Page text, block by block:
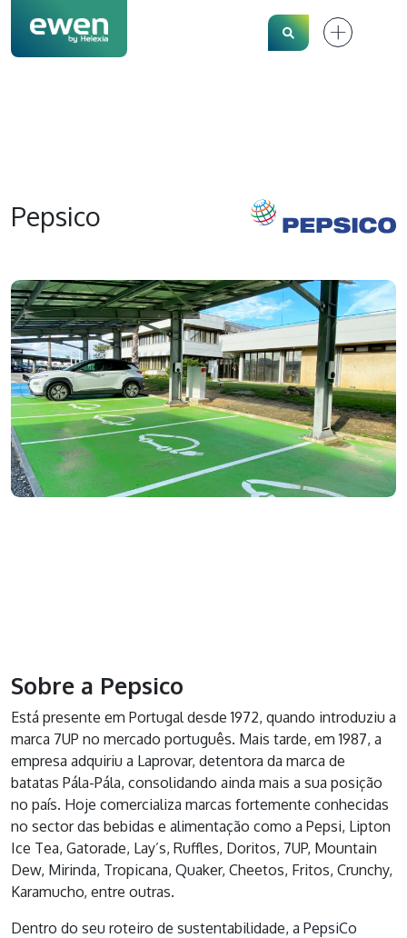
Search
Pepsico
Sobre a Pepsico
Está presente em Portugal desde 1972, quando introduziu a
marca 7UP no mercado português. Mais tarde, em 1987, a
empresa adquiriu a Laprovar, detentora da marca de
batatas Pála-Pála, consolidando ainda mais a sua posição
no país. Hoje comercializa marcas fortemente conhecidas
no sector das bebidas e alimentação como a Pepsi, Lipton
Ice Tea, Gatorade, Lay’s, Ruffles, Doritos, 7UP, Mountain
Dew, Mirinda, Tropicana, Quaker, Cheetos, Fritos, Crunchy,
Karamucho, entre outras.
Dentro do seu roteiro de sustentabilidade, a PepsiCo